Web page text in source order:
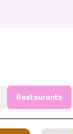
Restaurants